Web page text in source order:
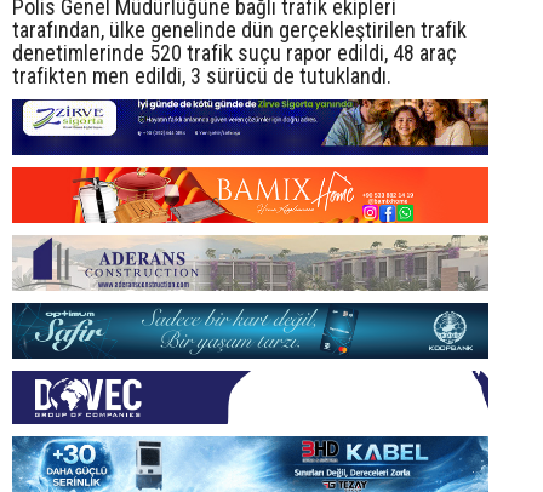
Polis Genel Müdürlüğüne bağlı trafik ekipleri
tarafından, ülke genelinde dün gerçekleştirilen trafik
denetimlerinde 520 trafik suçu rapor edildi, 48 araç
trafikten men edildi, 3 sürücü de tutuklandı.